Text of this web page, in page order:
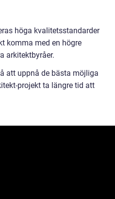
höga kvalitetsstandarder
komma med en högre
arkitektbyråer.
att uppnå de bästa möjliga
projekt ta längre tid att